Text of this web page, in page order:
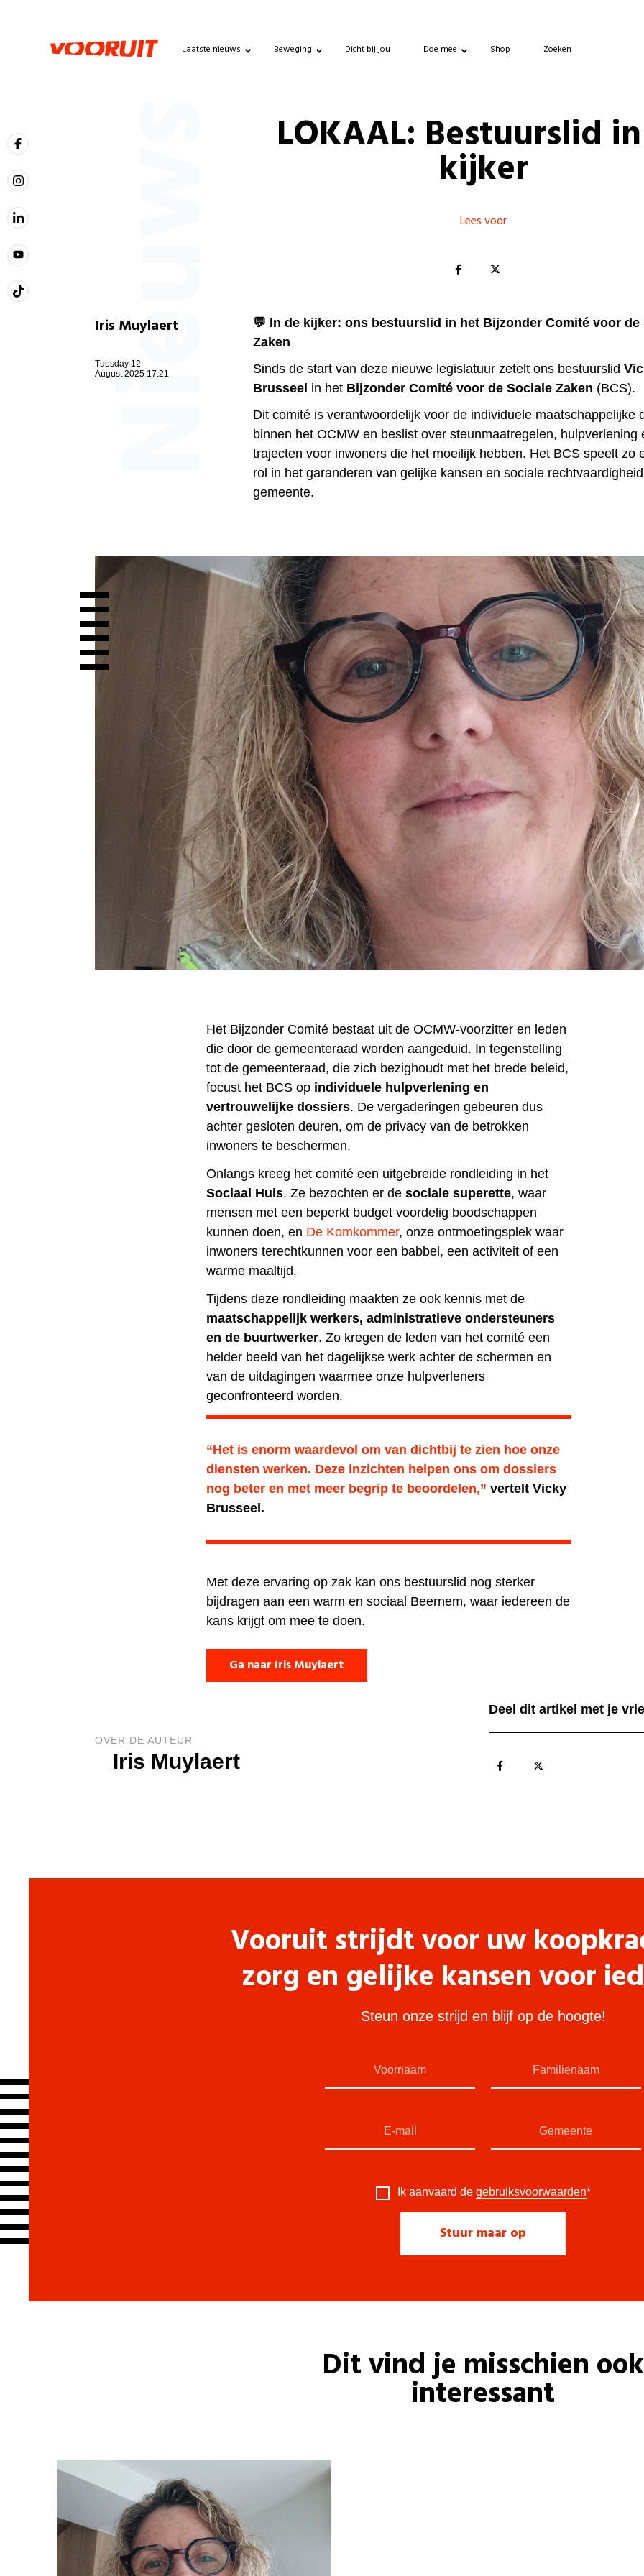
Laatste nieuws Beweging Dicht bij jou Doe mee Shop Zoeken
Nieuws LOKAAL: Bestuurslid
kijker
Lees voor
Iris Muylaert
Tuesday 12
August 2025 17:21
💬 In de kijker: ons bestuurslid in het Bijzonder Comité voor de
Zaken
Sinds de start van deze nieuwe legislatuur zetelt ons bestuurslid
Brusseel in het Bijzonder Comité voor de Sociale Zaken (BCS).
Dit comité is verantwoordelijk voor de individuele maatschappelijke
binnen het OCMW en beslist over steunmaatregelen, hulpverlening
trajecten voor inwoners die het moeilijk hebben. Het BCS speelt zo
rol in het garanderen van gelijke kansen en sociale
gemeente.
Het Bijzonder Comité bestaat uit de OCMW-voorzitter en leden
die door de gemeenteraad worden aangeduid. In tegenstelling
tot de gemeenteraad, die zich bezighoudt met het brede beleid,
focust het BCS op individuele hulpverlening en
vertrouwelijke dossiers. De vergaderingen gebeuren dus
achter gesloten deuren, om de privacy van de betrokken
inwoners te beschermen.
Onlangs kreeg het comité een uitgebreide rondleiding in het
Sociaal Huis. Ze bezochten er desociale superette, waar
mensen met een beperkt budget voordelig boodschappen
kunnen doen, en De Komkommer, onze ontmoetingsplek waar
inwoners terechtkunnen voor een babbel, een activiteit of een
warme maaltijd.
Tijdens deze rondleiding maakten ze ook kennis met de
maatschappelijk werkers, administratieve ondersteuners
en de buurtwerker. Zo kregen de leden van het comité een
helder beeld van het dagelijkse werk achter de schermen en
van de uitdagingen waarmee onze hulpverleners
geconfronteerd worden.
“Het is enorm waardevol om van dichtbij te zien hoe onze
diensten werken. Deze inzichten helpen ons om dossiers
nog beter en met meer begrip te beoordelen,” verteltVicky
Brusseel .
Met deze ervaring op zak kan ons bestuurslid nog sterker
bijdragen aan een warm en sociaal Beernem, waar iedereen de
kans krijgt om mee te doen.
Ga naar Iris Muylaert
OVER DE AUTEUR
Iris Muylaert
Deel dit artikel met je
Vooruit strijdt voor uw
zorg en gelijke kansen voor
Steun onze strijd en blijf op de hoogte!
Ik aanvaard de gebruiksvoorwaarden*
Dit vind je misschien ook
interessant